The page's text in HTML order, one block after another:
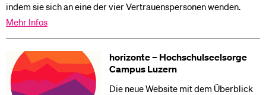
indem sie sich an eine der vier Vertrauenspersonen wenden.
Mehr Infos
horizonte – Hochschulseelsorge
Campus Luzern
Die neue Website mit dem Überblick